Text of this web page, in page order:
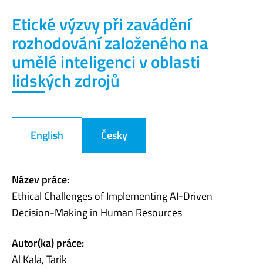
Etické výzvy při zavádění
rozhodování založeného na
umělé inteligenci v oblasti
lidských zdrojů
English Česky
Název práce:
Ethical Challenges of Implementing AI-Driven
Decision-Making in Human Resources
Autor(ka) práce:
Al Kala, Tarik